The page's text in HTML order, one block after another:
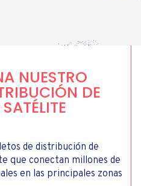
NUESTRO
DE
de distribución de
que conectan millones de
en las principales zonas